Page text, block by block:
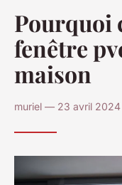
Pourquoi
fenêtre
maison
muriel — 23 avril